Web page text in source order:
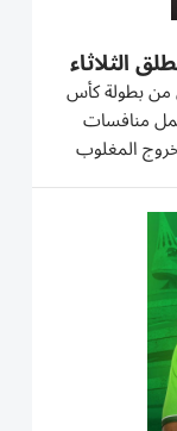
من بطولة كأس
أن تُستكمل منافسات
خروج المغلوب
لقاء